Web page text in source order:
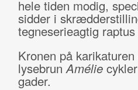
hele tiden modig,
sidder i
tegneserieagtig
Kronen på
lysebrunAméliecykler
gader.